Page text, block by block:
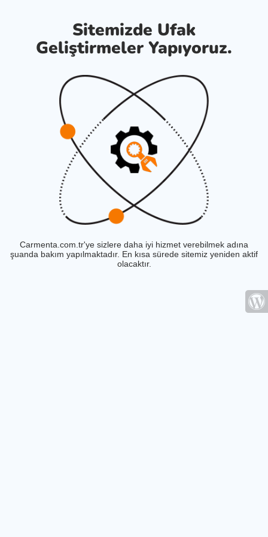
Sitemizde Ufak
Geliştirmeler Yapıyoruz.
Carmenta.com.tr'ye sizlere daha iyi hizmet verebilmek adına
şuanda bakım yapılmaktadır. En kısa sürede sitemiz yeniden aktif
olacaktır.